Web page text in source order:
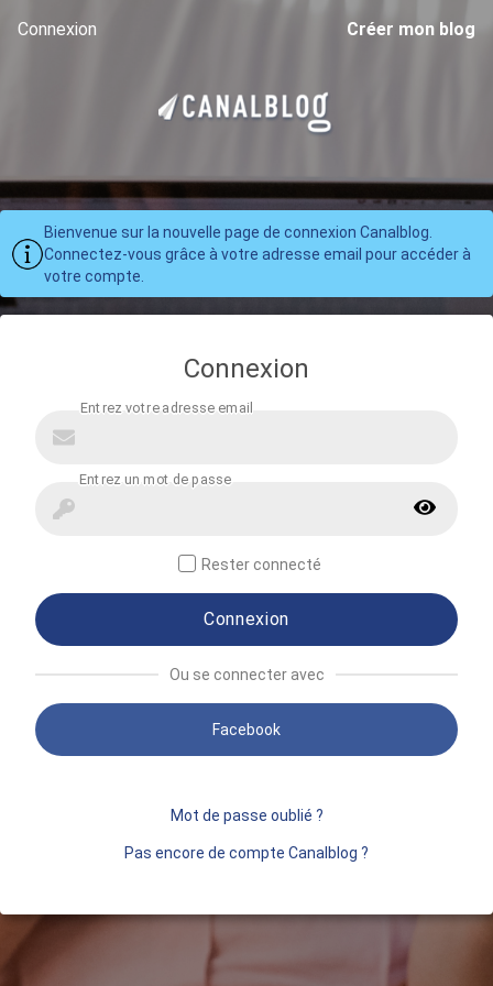
Connexion Créer mon blog
Bienvenue sur la nouvelle page de connexion Canalblog.
Connectez-vous grâce à votre adresse email pour accéder à
votre compte.
Connexion
Rester connecté
Connexion
Ou se connecter avec
Facebook
Mot de passe oublié ?
Pas encore de compte Canalblog ?